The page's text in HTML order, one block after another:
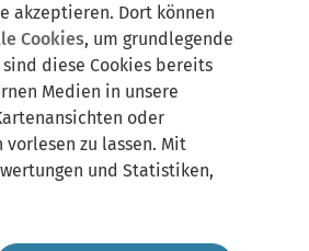
akzeptieren. Dort können
Cookies, um grundlegende
diese Cookies bereits
Medien in unsere
oder
zu lassen. Mit
und Statistiken,